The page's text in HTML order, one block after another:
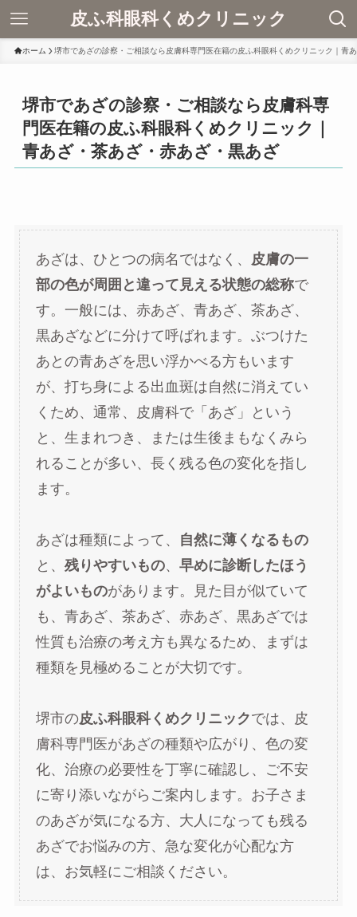
皮ふ科眼科くめクリニック
ホーム 堺市であざの診察・ご相談なら皮膚科専門医在籍の皮ふ科眼科くめクリニック｜青
堺市であざの診察・ご相談なら皮膚科専
門医在籍の皮ふ科眼科くめクリニック｜
青あざ・茶あざ・赤あざ・黒あざ
あざは、ひとつの病名ではなく、 皮膚の一
部の色が周囲と違って見える状態の総称で
す。一般には、赤あざ、青あざ、茶あざ、
黒あざなどに分けて呼ばれます。ぶつけた
あとの青あざを思い浮かべる方もいます
が、打ち身による出血斑は自然に消えてい
くため、通常、皮膚科で「あざ」という
と、生まれつき、または生後まもなくみら
れることが多い、長く残る色の変化を指し
ます。
あざは種類によって、
自然に薄くなるもの
と、 残りやすいもの、 早めに診断したほう
がよいものがあります。見た目が似ていて
も、青あざ、茶あざ、赤あざ、黒あざでは
性質も治療の考え方も異なるため、まずは
種類を見極めることが大切です。
堺市の皮ふ科眼科くめクリニックでは、皮
膚科専門医があざの種類や広がり、色の変
化、治療の必要性を丁寧に確認し、ご不安
に寄り添いながらご案内します。お子さま
のあざが気になる方、大人になっても残る
あざでお悩みの方、急な変化が心配な方
は、お気軽にご相談ください。